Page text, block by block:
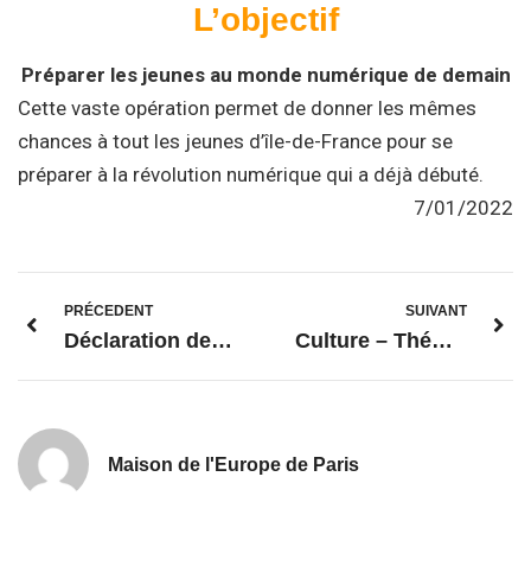
L’objectif
Préparer les jeunes au monde numérique de demain
Cette vaste opération permet de donner les mêmes
chances à tout les jeunes d’île-de-France pour se
préparer à la révolution numérique qui a déjà débuté.
7/01/2022
PRÉCEDENT
Déclaration de la Présidente von der Leyen lors de la conférence de presse conjointe avec le Président Macron sur la présentation du programme d’activités de la Présidence française du Conseil de l’UE
SUIVANT
Culture – ThéÂtre : Nous l’Europe, banquet des peuples
Maison de l'Europe de Paris